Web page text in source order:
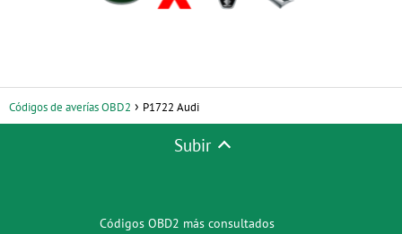
Códigos de averías OBD2 P1722 Audi
Subir
Códigos OBD2 más consultados